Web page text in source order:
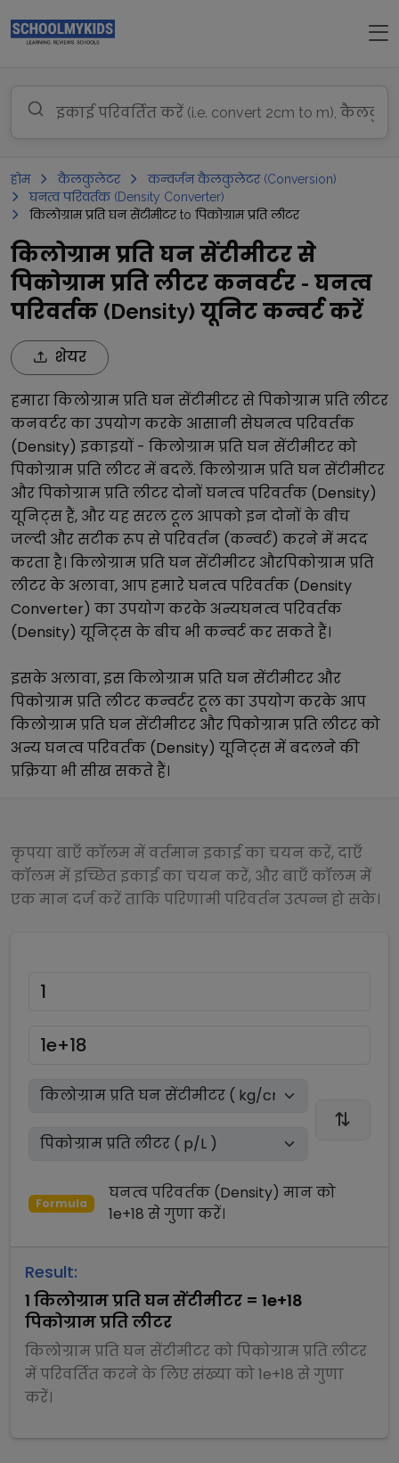
होम कैलकुलेटर
कन्वर्जन कैलकुलेटर (Conversion)
घनत्व परिवर्तक (Density Converter)
किलोग्राम प्रति घन सेंटीमीटर to पिकोग्राम प्रति लीटर
किलोग्राम प्रति घन सेंटीमीटर से
पिकोग्राम प्रति लीटर कनवर्टर - घनत्व
परिवर्तक (Density) यूनिट कन्वर्ट करें
शेयर
हमाराकिलोग्राम प्रति घन सेंटीमीटरसेपिकोग्राम प्रति लीटर
कनवर्टर का उपयोग करके आसानी सेघनत्व परिवर्तक
(Density) इकाइयों - किलोग्राम प्रति घन सेंटीमीटरको
पिकोग्राम प्रति लीटरमें बदलें. किलोग्राम प्रति घन सेंटीमीटर
औरपिकोग्राम प्रति लीटरदोनोंघनत्व परिवर्तक (Density)
यूनिट्स हैं, और यह सरल टूल आपको इन दोनों के बीच
जल्दी और सटीक रूप से परिवर्तन (कन्वर्ट) करने में मदद
करता है। किलोग्राम प्रति घन सेंटीमीटर औरपिकोग्राम प्रति
लीटरके अलावा, आप हमारेघनत्व परिवर्तक (Density
Converter) का उपयोग करके अन्यघनत्व परिवर्तक
(Density) यूनिट्स के बीच भी कन्वर्ट कर सकते हैं।
इसके अलावा, इसकिलोग्राम प्रति घन सेंटीमीटर और
पिकोग्राम प्रति लीटरकन्वर्टर टूल का उपयोग करके आप
किलोग्राम प्रति घन सेंटीमीटर औरपिकोग्राम प्रति लीटरको
अन्यघनत्व परिवर्तक (Density) यूनिट्स में बदलने की
प्रक्रिया भी सीख सकते हैं।
कृपया बाएँ कॉलम में वर्तमान इकाई का चयन करें, दाएँ
कॉलम में इच्छित इकाई का चयन करें, और बाएँ कॉलम में
एक मान दर्ज करें ताकि परिणामी परिवर्तन उत्पन्न हो सके।
Formula
घनत्व परिवर्तक (Density) मान को
1e+18 सेगुणाकरें।
Result:
1 किलोग्राम प्रति घन सेंटीमीटर = 1e+18
पिकोग्राम प्रति लीटर
किलोग्राम प्रति घन सेंटीमीटरकोपिकोग्राम प्रति लीटर
में परिवर्तित करने के लिए संख्या को1e+18 सेगुणा
करें।